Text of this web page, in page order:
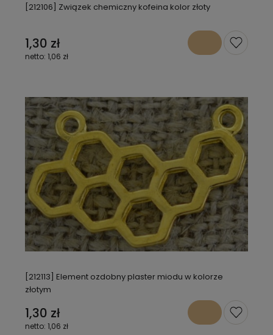
[212106] Związek chemiczny kofeina kolor złoty
1,30 zł
1,06 zł
[212113] Element ozdobny plaster miodu w kolorze
złotym
1,30 zł
1,06 zł